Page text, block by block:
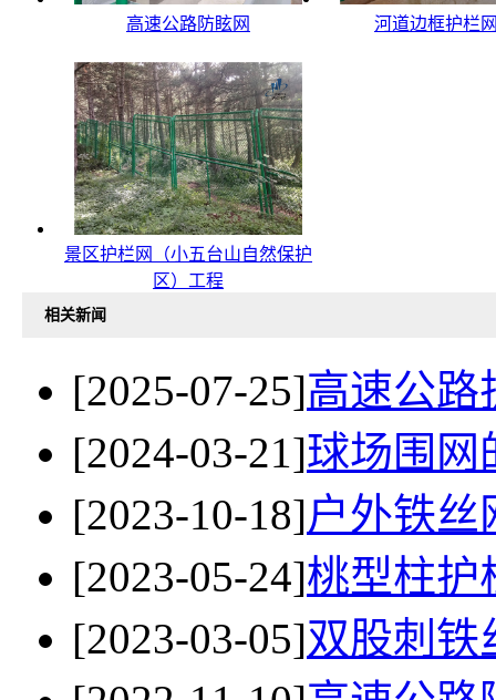
高速公路防眩网 河道边框护栏
景区护栏网（小五台山自然保护
区）工程
相关新闻
[2025-07-25]高速公路
[2024-03-21]球场围网
[2023-10-18]户外铁丝
[2023-05-24]桃型柱护
[2023-03-05]双股刺铁